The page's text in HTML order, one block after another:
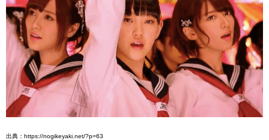
出典：https://nogikeyaki.net/?p=63